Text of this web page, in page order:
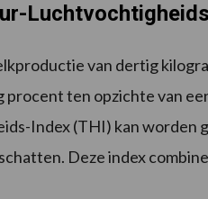
van dertig
ten opzichte van
Index (THI) kan worden
Deze index